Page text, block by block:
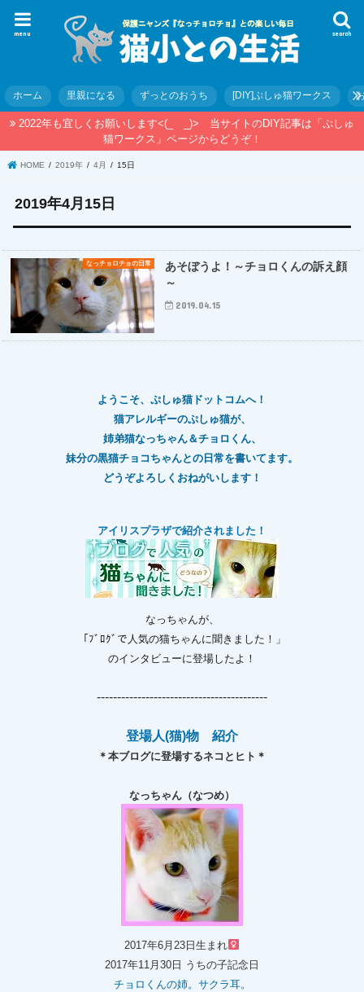
search
menu
ホーム 里親になる ずっとのおうち [DIY]ぷしゅ猫ワークス
2022年も宜しくお願いします<(_ _)> 当サイトのDIY記事は「ぷしゅ
猫ワークス」ページからどうぞ！
HOME 2019年 4月 15日
2019年4月15日
なっチョロチョの日常
あそぼうよ！～チョロくんの訴え顔
～
2019.04.15
ようこそ、ぷしゅ猫ドットコムへ！
猫アレルギーのぷしゅ猫が、
姉弟猫なっちゃん＆チョロくん、
妹分の黒猫チョコちゃんとの日常を書いてます。
どうぞよろしくおねがいします！
アイリスプラザで紹介されました！
なっちゃんが、
「ﾌﾞﾛｸﾞで人気の猫ちゃんに聞きました！」
のインタビューに登場したよ！
------------------------------------------
登場人(猫)物 紹介
＊本ブログに登場するネコとヒト＊
なっちゃん（なつめ）
2017年6月23日生まれ
2017年11月30日 うちの子記念日
チョロくんの姉。 サクラ耳。